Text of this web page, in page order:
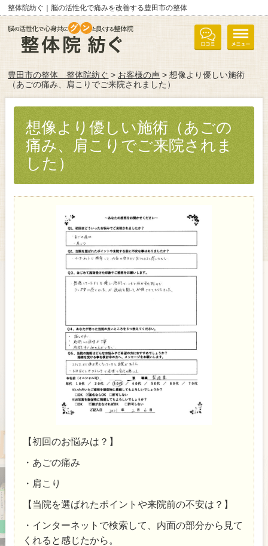
整体院紡ぐ｜脳の活性化で痛みを改善する豊田市の整体
豊田市の整体 整体院紡ぐ > お客様の声 > 想像より優しい施術
（あごの痛み、肩こりでご来院されました）
想像より優しい施術（あごの
痛み、肩こりでご来院されま
した）
【初回のお悩みは？】
・あごの痛み
・肩こり
【当院を選ばれたポイントや来院前の不安は？】
・インターネットで検索して、内面の部分から見て
くれると感じたから。